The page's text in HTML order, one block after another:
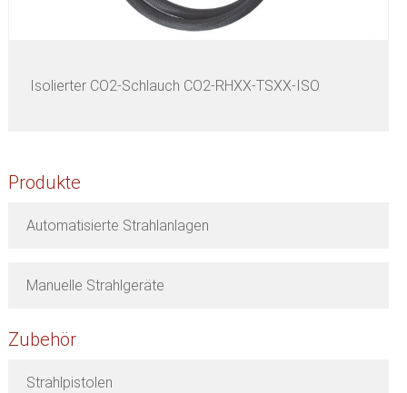
Isolierter CO2-Schlauch CO2-RHXX-TSXX-ISO
Produkte
Automatisierte Strahlanlagen
Manuelle Strahlgeräte
Zubehör
Strahlpistolen